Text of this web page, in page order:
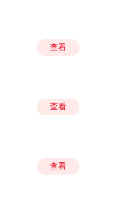
查看
查看
查看